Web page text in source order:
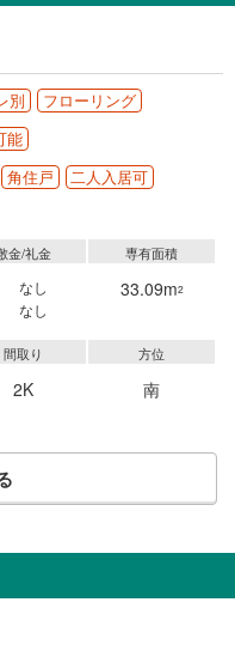
別
フローリング
能
角住戸
二人入居可
金/礼金
なし
なし
専有面積
33.09m2
間取り
2K
方位
南